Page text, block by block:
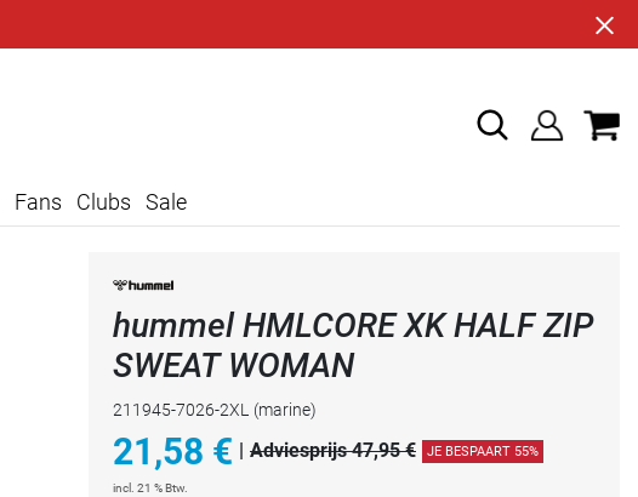
Fans Clubs Sale
hummel HMLCORE XK HALF ZIP
SWEAT WOMAN
211945-7026-2XL (marine)
21,58 € Adviesprijs 47,95 € JE BESPAART 55%
incl. 21 % Btw.